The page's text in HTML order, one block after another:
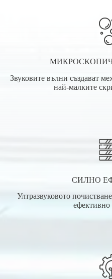
Звуковите вълни създават
най-малките
СИЛНО
Ултразвуковото
ефективно